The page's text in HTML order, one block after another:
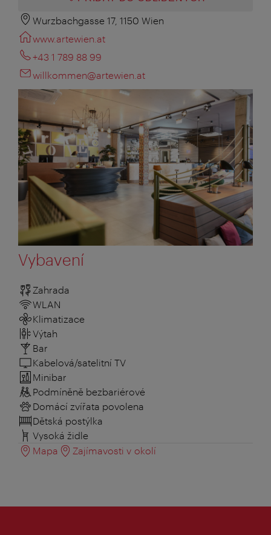
Wurzbachgasse 17, 1150 Wien
www.artewien.at
+43 1 789 88 99
willkommen@artewien.at
Vybavení
Zahrada
WLAN
Klimatizace
Výtah
Bar
Kabelová/satelitní TV
Minibar
Podmíněně bezbariérové
Domácí zvířata povolena
Dětská postýlka
Vysoká židle
Mapa
Zajímavosti v okolí